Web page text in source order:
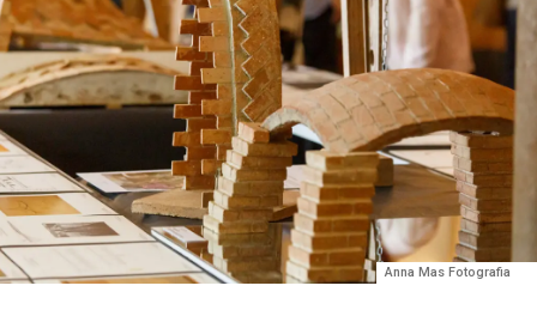
Anna Mas Fotografia